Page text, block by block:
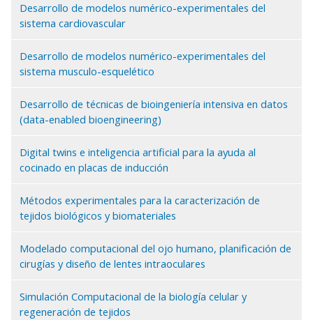
Desarrollo de modelos numérico-experimentales del
sistema cardiovascular
Desarrollo de modelos numérico-experimentales del
sistema musculo-esquelético
Desarrollo de técnicas de bioingeniería intensiva en datos
(data-enabled bioengineering)
Digital twins e inteligencia artificial para la ayuda al
cocinado en placas de inducción
Métodos experimentales para la caracterización de
tejidos biológicos y biomateriales
Modelado computacional del ojo humano, planificación de
cirugías y diseño de lentes intraoculares
Simulación Computacional de la biología celular y
regeneración de tejidos